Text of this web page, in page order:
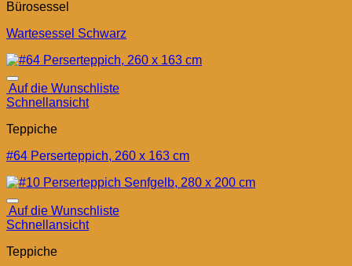
Bürosessel
Wartesessel Schwarz
Auf die Wunschliste
Schnellansicht
Teppiche
#64 Perserteppich, 260 x 163 cm
Auf die Wunschliste
Schnellansicht
Teppiche